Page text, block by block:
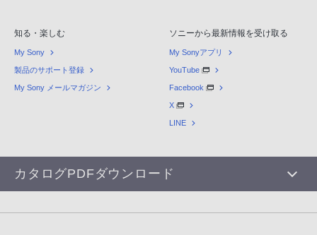
知る・楽しむ
My Sony
製品のサポート登録
My Sony メールマガジン
ソニーから最新情報を受け取る
My Sonyアプリ
YouTube
Facebook
X
LINE
カタログPDFダウンロード